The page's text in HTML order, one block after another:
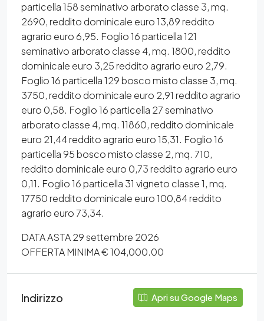
particella 158 seminativo arborato classe 3, mq.
2690, reddito dominicale euro 13,89 reddito
agrario euro 6,95. Foglio 16 particella 121
seminativo arborato classe 4, mq. 1800, reddito
dominicale euro 3,25 reddito agrario euro 2,79.
Foglio 16 particella 129 bosco misto classe 3, mq.
3750, reddito dominicale euro 2,91 reddito agrario
euro 0,58. Foglio 16 particella 27 seminativo
arborato classe 4, mq. 11860, reddito dominicale
euro 21,44 reddito agrario euro 15,31. Foglio 16
particella 95 bosco misto classe 2, mq. 710,
reddito dominicale euro 0,73 reddito agrario euro
0,11. Foglio 16 particella 31 vigneto classe 1, mq.
17750 reddito dominicale euro 100,84 reddito
agrario euro 73,34.
DATA ASTA 29 settembre 2026
OFFERTA MINIMA € 104,000.00
Indirizzo Apri su Google Maps